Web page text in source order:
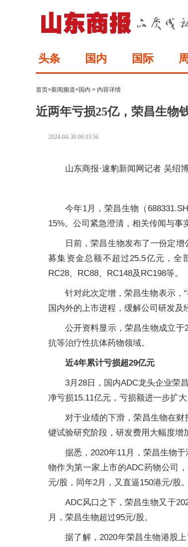
头条 国内 国际
首页>新闻频道>国内 > 内容详情
近两年亏损25亿，荣昌生物
2024-04-30 09:33:56
山东商报·速豹新闻网记者 吴绍
今年1月，荣昌生物（
15%。公司紧急澄清，相关传闻与事
日前，荣昌生物发布了一份定
募集资金总额不超过25.5亿元，全
RC28、RC88、RC148及RC198等。
针对此次定增，荣昌生物表示，
国内外的上市进程，缓解公司研发及
公开资料显示，荣昌生物成立于
抗等治疗性抗体药物领域。
近4年累计亏损超29亿元
3月28日，国内ADC龙头企业荣
净亏损15.11亿元，亏损额进一步扩大
对于业绩的下滑，荣昌生物在
键试验研究阶段，研发费用大幅度增
据悉，2020年11月，荣昌生物
物作为第一家上市的ADC药物公司
元/股，同年2月，又直逼150港元/股。
ADC风口之下，荣昌生物又于
月，荣昌生物超过95元/股。
据了解，2020年荣昌生物港股